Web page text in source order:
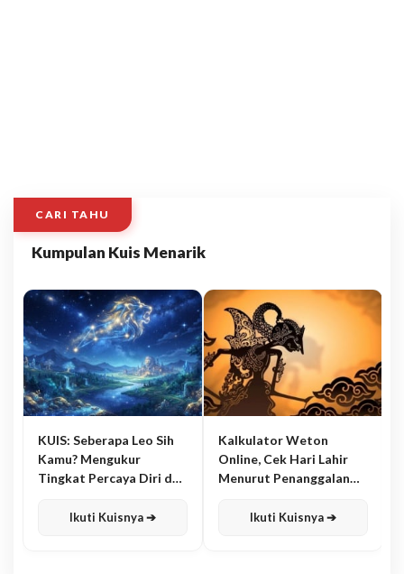
CARI TAHU
Kumpulan Kuis Menarik
KUIS: Seberapa Leo Sih
Kamu? Mengukur
Tingkat Percaya Diri dan
Ikuti Kuisnya ➔
Kalkulator Weton
Online, Cek Hari Lahir
Menurut Penanggalan
Ikuti Kuisnya ➔